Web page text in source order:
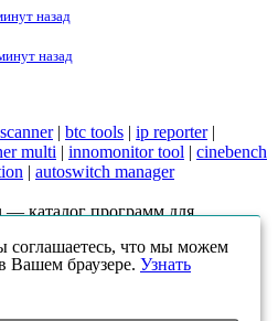
назад
назад
| btc tools | ip reporter|
multi | innomonitor tool | cinebench
| autoswitch manager
— каталог программ для
исключительно
ни при каких условиях
определяемой положениями
соглашаетесь, что мы можем
Вашем браузере. Узнать